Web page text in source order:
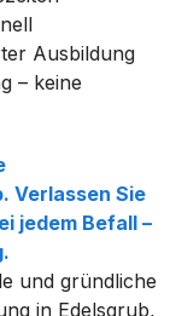
Ausbildung
– keine
Verlassen Sie
jedem Befall –
und gründliche
in Edelsgrub,